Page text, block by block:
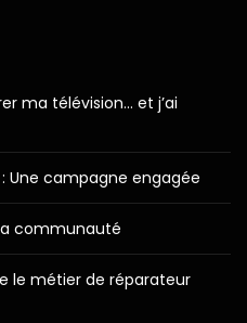
ma télévision… et j’ai
Une campagne engagée
communauté
le métier de réparateur